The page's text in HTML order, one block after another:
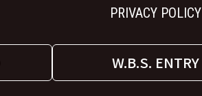
PRIVACY POLICY
W.B.S. ENTRY